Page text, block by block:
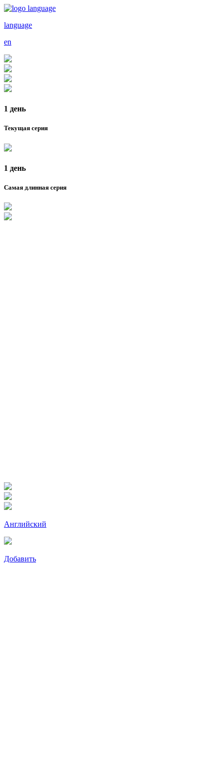
language
en
1 день
Текущая серия
1 день
Самая длинная серия
Английский
Добавить